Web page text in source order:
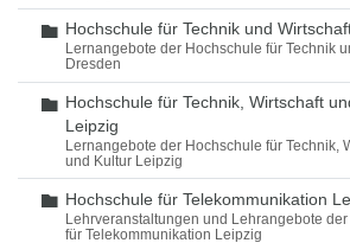
Ordner
Hochschule für Technik und
Lernangebote der Hochschule für Technik
Dresden
Ordner
Hochschule für Technik, Wirtschaft
Leipzig
Lernangebote der Hochschule für Technik,
und Kultur Leipzig
Ordner
Hochschule für Telekommunikation
Lehrveranstaltungen und Lehrangebote
für Telekommunikation Leipzig